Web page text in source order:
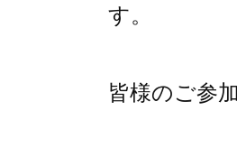
す。
皆様のご参